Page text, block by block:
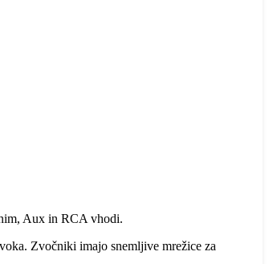
Aux in RCA vhodi.
Zvočniki imajo snemljive mrežice za